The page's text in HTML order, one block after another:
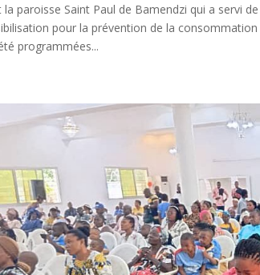
la paroisse Saint Paul de Bamendzi qui a servi
pour la prévention de la
programmées...